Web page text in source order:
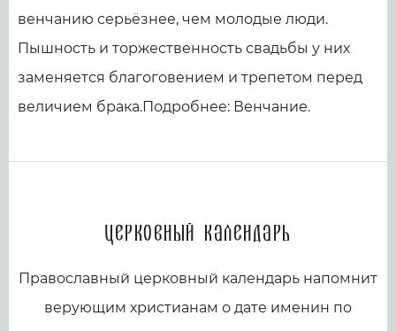
венчанию серьёзнее, чем молодые люди.
Пышность и торжественность свадьбы у них
заменяется благоговением и трепетом перед
величием брака.Подробнее: Венчание.
Церковный календарь
Православный церковный календарь напомнит
верующим христианам о дате именин по